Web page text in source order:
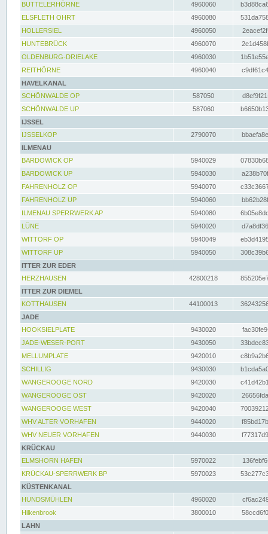
BUTTELERHÖRNE
4960060
ELSFLETH OHRT
4960080
HOLLERSIEL
4960050
HUNTEBRÜCK
4960070
OLDENBURG-DRIELAKE
4960030
REITHÖRNE
4960040
HAVELKANAL
SCHÖNWALDE OP
587050
SCHÖNWALDE UP
587060
IJSSEL
IJSSELKOP
2790070
ILMENAU
BARDOWICK OP
5940029
BARDOWICK UP
5940030
FAHRENHOLZ OP
5940070
FAHRENHOLZ UP
5940060
ILMENAU SPERRWERK AP
5940080
LÜNE
5940020
WITTORF OP
5940049
WITTORF UP
5940050
ITTER ZUR EDER
HERZHAUSEN
42800218
ITTER ZUR DIEMEL
KOTTHAUSEN
44100013
JADE
HOOKSIELPLATE
9430020
JADE-WESER-PORT
9430050
MELLUMPLATE
9420010
SCHILLIG
9430030
WANGEROOGE NORD
9420030
WANGEROOGE OST
9420020
WANGEROOGE WEST
9420040
WHV ALTER VORHAFEN
9440020
WHV NEUER VORHAFEN
9440030
KRÜCKAU
ELMSHORN HAFEN
5970022
KRÜCKAU-SPERRWERK BP
5970023
KÜSTENKANAL
HUNDSMÜHLEN
4960020
Hilkenbrook
3800010
LAHN